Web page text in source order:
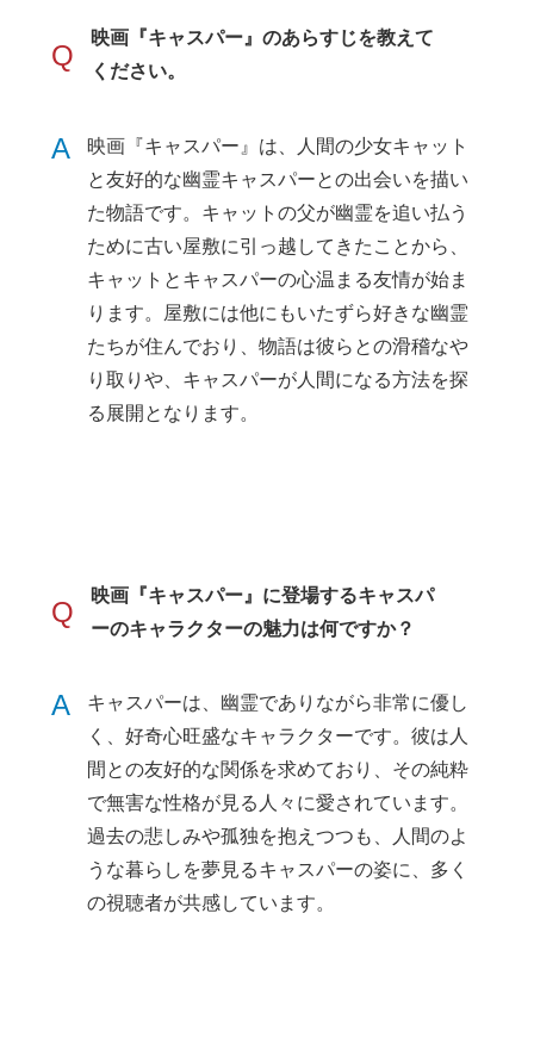
Q
映画『キャスパー』のあらすじを教えて
ください。
A
映画『キャスパー』は、人間の少女キャット
と友好的な幽霊キャスパーとの出会いを描い
た物語です。キャットの父が幽霊を追い払う
ために古い屋敷に引っ越してきたことから、
キャットとキャスパーの心温まる友情が始ま
ります。屋敷には他にもいたずら好きな幽霊
たちが住んでおり、物語は彼らとの滑稽なや
り取りや、キャスパーが人間になる方法を探
る展開となります。
Q
映画『キャスパー』に登場するキャスパ
ーのキャラクターの魅力は何ですか？
A
キャスパーは、幽霊でありながら非常に優し
く、好奇心旺盛なキャラクターです。彼は人
間との友好的な関係を求めており、その純粋
で無害な性格が見る人々に愛されています。
過去の悲しみや孤独を抱えつつも、人間のよ
うな暮らしを夢見るキャスパーの姿に、多く
の視聴者が共感しています。